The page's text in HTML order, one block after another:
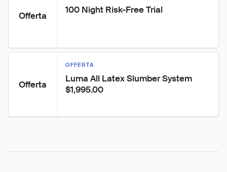
Offerta
100 Night Risk-Free Trial
Offerta
OFFERTA
Luma All Latex Slumber System
$1,995.00